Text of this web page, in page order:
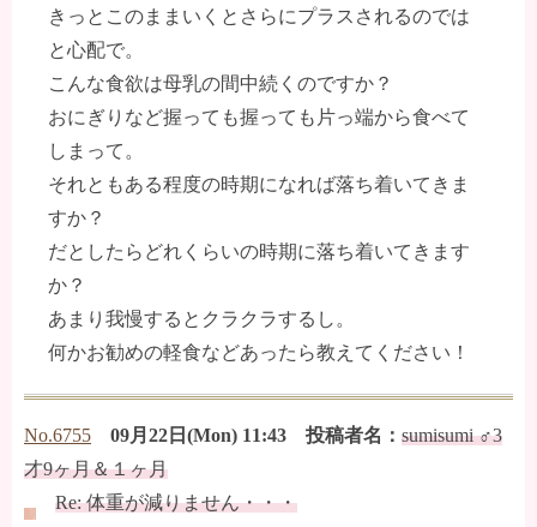
きっとこのままいくとさらにプラスされるのでは
と心配で。
こんな食欲は母乳の間中続くのですか？
おにぎりなど握っても握っても片っ端から食べて
しまって。
それともある程度の時期になれば落ち着いてきま
すか？
だとしたらどれくらいの時期に落ち着いてきます
か？
あまり我慢するとクラクラするし。
何かお勧めの軽食などあったら教えてください！
No.6755 09月22日(Mon) 11:43 投稿者名： sumisumi ♂3
才9ヶ月＆１ヶ月
Re: 体重が減りません・・・